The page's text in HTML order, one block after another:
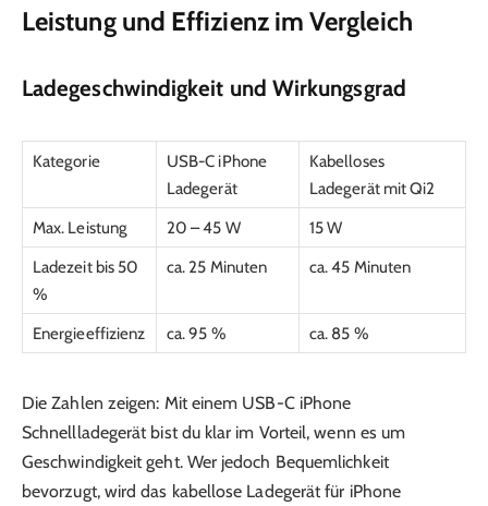
Leistung und Effizienz im Vergleich
Ladegeschwindigkeit und Wirkungsgrad
Kategorie
USB-C iPhone
Ladegerät
Kabelloses
Ladegerät mit Qi2
Max. Leistung
20 – 45 W
15 W
Ladezeit bis 50
%
ca. 25 Minuten ca. 45 Minuten
Energieeffizienz ca. 95 % ca. 85 %
Die Zahlen zeigen: Mit einem USB-C iPhone
Schnellladegerät bist du klar im Vorteil, wenn es um
Geschwindigkeit geht. Wer jedoch Bequemlichkeit
bevorzugt, wird das kabellose Ladegerät für iPhone